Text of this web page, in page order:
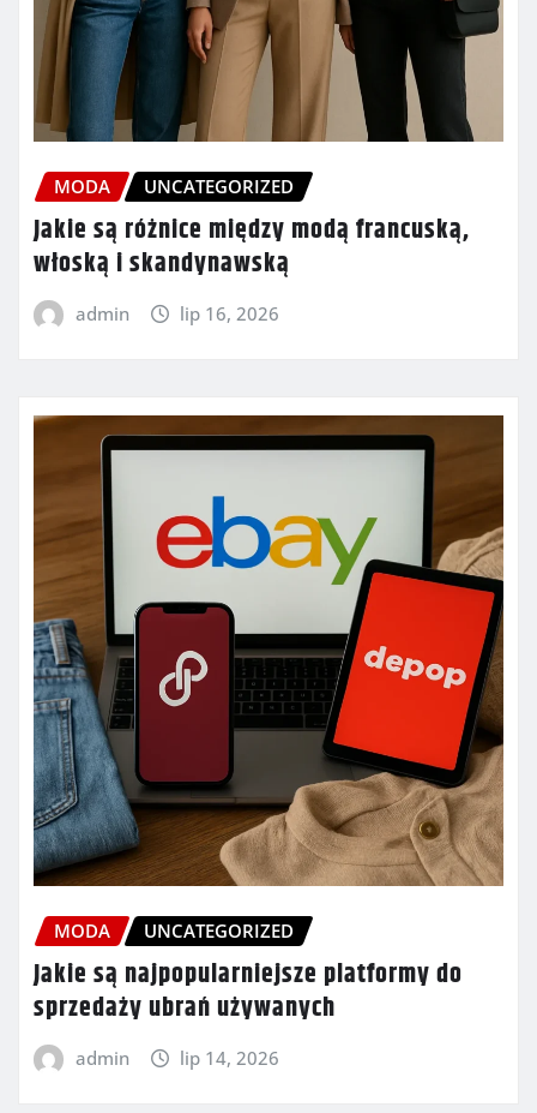
MODA UNCATEGORIZED
Jakie są różnice między modą francuską,
włoską i skandynawską
admin lip 16, 2026
MODA UNCATEGORIZED
Jakie są najpopularniejsze platformy do
sprzedaży ubrań używanych
admin lip 14, 2026